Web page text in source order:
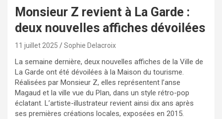
Monsieur Z revient à La Garde :
deux nouvelles affiches dévoilées
11 juillet 2025 Sophie Delacroix
La semaine dernière, deux nouvelles affiches de la Ville de
La Garde ont été dévoilées à la Maison du tourisme.
Réalisées par Monsieur Z, elles représentent l’anse
Magaud et la ville vue du Plan, dans un style rétro-pop
éclatant. L’artiste-illustrateur revient ainsi dix ans après
ses premières créations locales, exposées en 2015.